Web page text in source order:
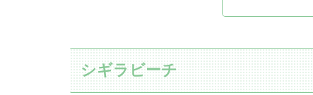
シギラビーチ